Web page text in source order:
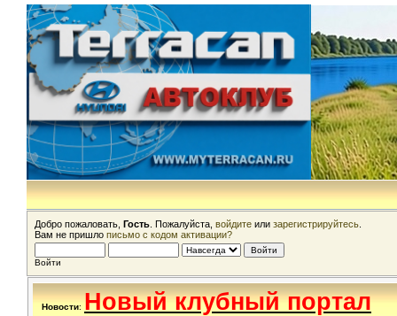
Добро пожаловать, Гость . Пожалуйста, войдите или зарегистрируйтесь
Вам не пришло письмо с кодом активации?
Войти
Новости: Новый клубный портал